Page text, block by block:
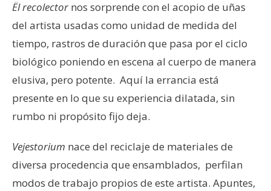
Ël recolector nos sorprende con el acopio de uñas
del artista usadas como unidad de medida del
tiempo, rastros de duración que pasa por el ciclo
biológico poniendo en escena al cuerpo de manera
elusiva, pero potente. Aquí la errancia está
presente en lo que su experiencia dilatada, sin
rumbo ni propósito fijo deja.
Vejestorium nace del reciclaje de materiales de
diversa procedencia que ensamblados, perfilan
modos de trabajo propios de este artista. Apuntes,